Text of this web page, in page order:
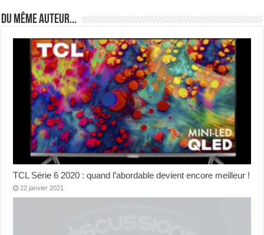
Du même auteur...
TCL Série 6 2020 : quand l’abordable devient encore meilleur !
22 janvier 2021